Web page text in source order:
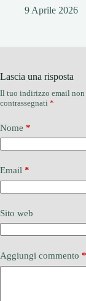
9 Aprile 2026
Lascia una risposta
Il tuo indirizzo email non
contrassegnati *
Nome *
Email *
Sito web
Aggiungi commento *